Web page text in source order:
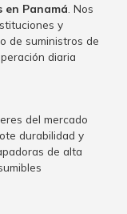
en Panamá . Nos
y
de suministros de
diaria
del mercado
durabilidad y
de alta